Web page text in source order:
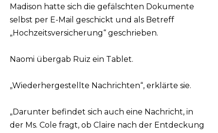
Madison hatte sich die gefälschten Dokumente
selbst per E-Mail geschickt und als Betreff
„Hochzeitsversicherung“ geschrieben.
Naomi übergab Ruiz ein Tablet.
„Wiederhergestellte Nachrichten“, erklärte sie.
„Darunter befindet sich auch eine Nachricht, in
der Ms. Cole fragt, ob Claire nach der Entdeckung